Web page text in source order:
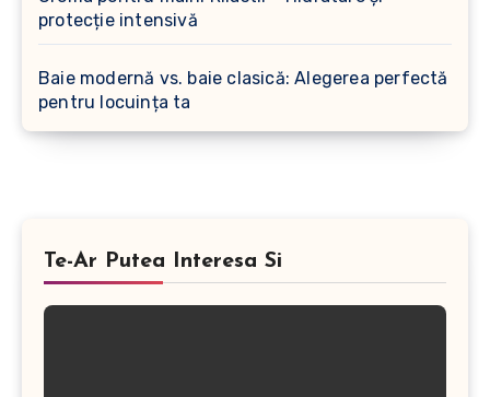
protecție intensivă
Baie modernă vs. baie clasică: Alegerea perfectă
pentru locuința ta
Te-Ar Putea Interesa Si